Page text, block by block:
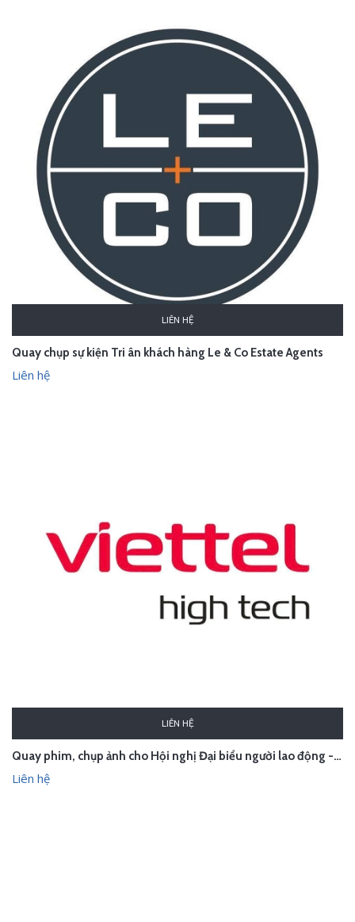
LIÊN HỆ
Quay chụp sự kiện Tri ân khách hàng Le & Co Estate Agents
Liên hệ
LIÊN HỆ
Quay phim, chụp ảnh cho Hội nghị Đại biểu người lao động - Viettel High Tech
Liên hệ